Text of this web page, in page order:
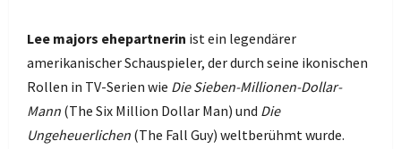
Lee majors ehepartnerin ist ein legendärer
amerikanischer Schauspieler, der durch seine ikonischen
Rollen in TV-Serien wie Die Sieben-Millionen-Dollar-
Mann (The Six Million Dollar Man) und Die
Ungeheuerlichen (The Fall Guy) weltberühmt wurde.